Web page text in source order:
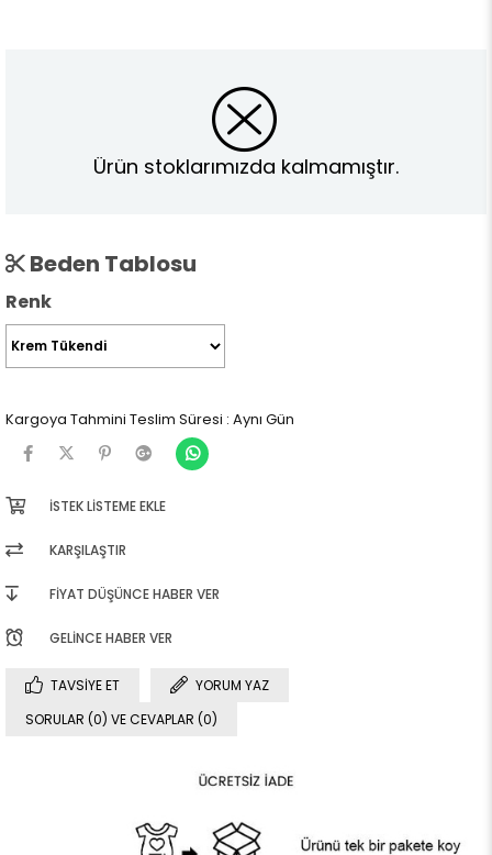
Ürün stoklarımızda kalmamıştır.
Beden Tablosu
Renk
Kargoya Tahmini Teslim Süresi : Aynı Gün
İSTEK LISTEME EKLE
KARŞILAŞTIR
FIYAT DÜŞÜNCE HABER VER
GELINCE HABER VER
TAVSIYE ET
YORUM YAZ
SORULAR (0) VE CEVAPLAR (0)